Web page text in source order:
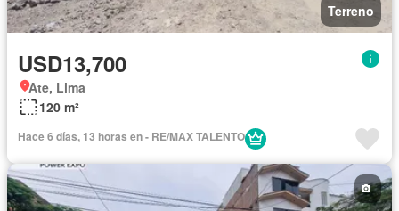
Terreno
USD13,700
Ate, Lima
120 m²
Hace 6 días, 13 horas en - RE/MAX TALENTO